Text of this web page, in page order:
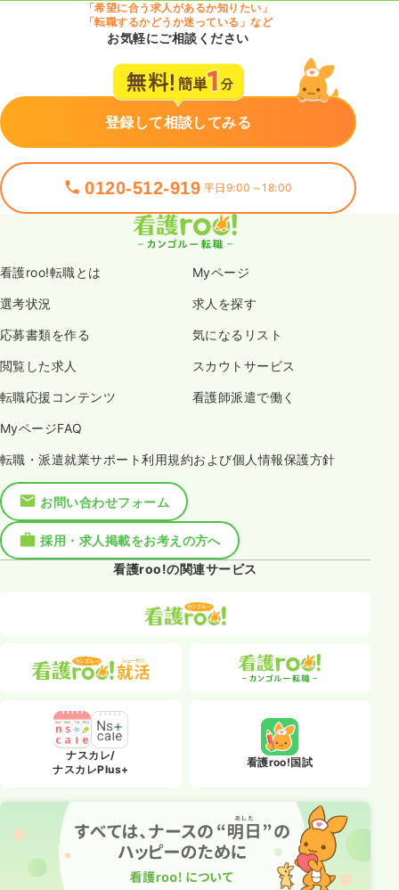
「希望に合う求人があるか知りたい」
「転職するかどうか迷っている」など
お気軽にご相談ください
登録して相談してみる
0120-512-919 平日9:00～18:00
看護roo!転職とは Myページ
選考状況 求人を探す
応募書類を作る 気になるリスト
閲覧した求人 スカウトサービス
転職応援コンテンツ 看護師派遣で働く
MyページFAQ
転職・派遣就業サポート利用規約および個人情報保護方針
お問い合わせフォーム
採用・求人掲載をお考えの方へ
看護roo!の関連サービス
ナスカレ/
ナスカレPlus+
看護roo!国試